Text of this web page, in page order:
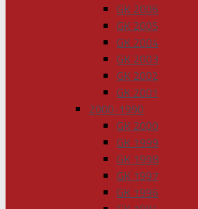
GK 2006
GK 2005
GK 2004
GK 2003
GK 2002
GK 2001
2000-1990
GK 2000
GK 1999
GK 1998
GK 1997
GK 1996